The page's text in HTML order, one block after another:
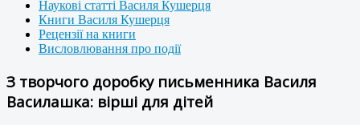
Наукові статті Василя Кушерця
Книги Василя Кушерця
Рецензії на книги
Висловлювання про події
З творчого доробку письменника Василя
Василашка: вірші для дітей